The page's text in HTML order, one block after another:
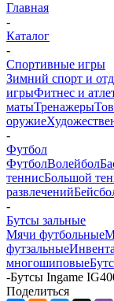
Главная
-
Каталог
-
Спортивные игры
Зимний спорт и
игрыФитнес и
матыТренажеры
оружие
-
Футбол
ФутболВолейбол
теннисБольшой
развлечений
-
Бутсы зальные
Мячи футбольные
футзальные
многошиповые
-Бутсы Ingame
Поделиться